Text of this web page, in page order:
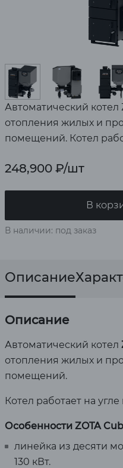
Автоматический котел
отопления жилых и
помещений. Котел
248,900 ₽/шт
В
В наличии: под заказ
Описание
Описание
Автоматический котел
отопления жилых и
помещений.
Котел работает на угле
Особенности ZOTA
линейка из десяти
130 кВт.